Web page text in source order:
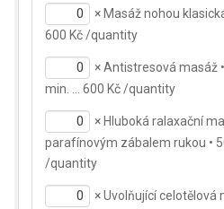
× Masáž nohou
600 Kč /quantity
×Antistresová masáž
min. … 600 Kč /quantity
× Hluboká ralaxační
parafínovým zábalem rukou •
/quantity
×Uvolňující celotělová